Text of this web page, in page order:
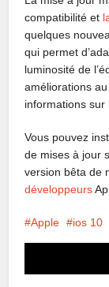
compatibilité et
quelques
qui permet
luminosité de
améliorations
informations
Vous pouvez
de mises à jour
version bêta de
développeurs
Apple ios 10